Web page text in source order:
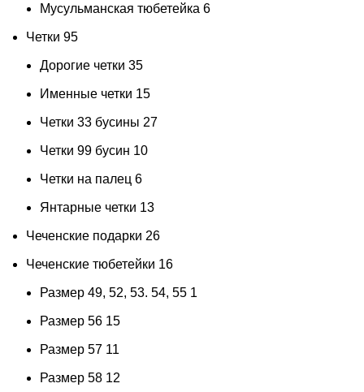
Мусульманская тюбетейка 6
Четки 95
Дорогие четки 35
Именные четки 15
Четки 33 бусины 27
Четки 99 бусин 10
Четки на палец 6
Янтарные четки 13
Чеченские подарки 26
Чеченские тюбетейки 16
Размер 49, 52, 53. 54, 55 1
Размер 56 15
Размер 57 11
Размер 58 12